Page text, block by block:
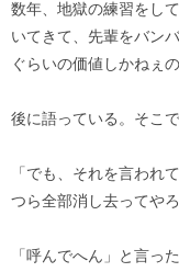
数年、地獄の練習をし
いてきて、先輩をバン
ぐらいの価値しかねぇの
後に語っている。そこ
「でも、それを言われ
つら全部消し去ってやろ
「呼んでへん」と言っ